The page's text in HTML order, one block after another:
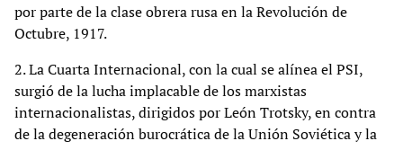
por parte de la clase obrera rusa en la Revolución de
Octubre, 1917.
2. La Cuarta Internacional, con la cual se alínea el PSI,
surgió de la lucha implacable de los marxistas
internacionalistas, dirigidos por León Trotsky, en contra
de la degeneración burocrática de la Unión Soviética y la